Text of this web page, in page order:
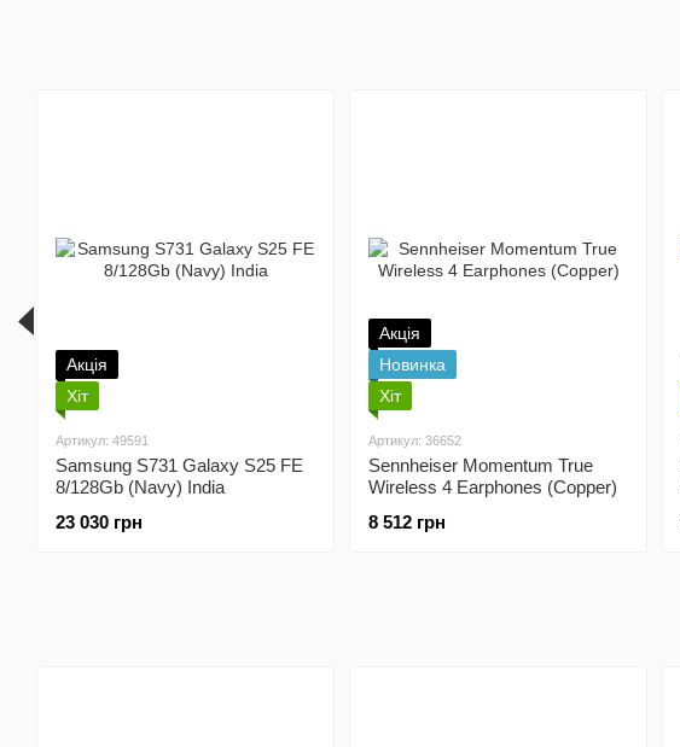
Акція
Хіт
Артикул: 49591
Samsung S731 Galaxy S25 FE
8/128Gb (Navy) India
23 030 грн
Акція
Новинка
Хіт
Артикул: 36652
Sennheiser Momentum True
Wireless 4 Earphones (Copper)
8 512 грн